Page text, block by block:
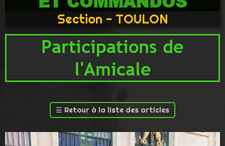
Section - TOULON
Participations de
l'Amicale
☰ Retour à la liste des articles